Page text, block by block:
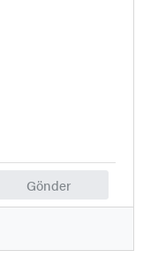
Gönder